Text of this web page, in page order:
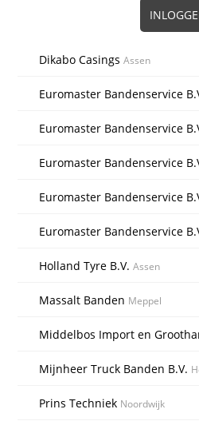
Dikabo CasingsAssen
Euromaster Bandenservice
Euromaster Bandenservice
Euromaster Bandenservice
Euromaster Bandenservice
Euromaster Bandenservice
Holland Tyre B.V.Assen
Massalt Banden Meppel
Middelbos Import en
Mijnheer Truck Banden B.V.
Prins Techniek Noordwijk